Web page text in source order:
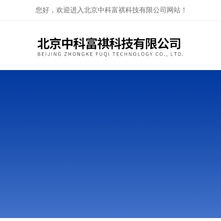
您好，欢迎进入北京中科富祺科技有限公司网站！